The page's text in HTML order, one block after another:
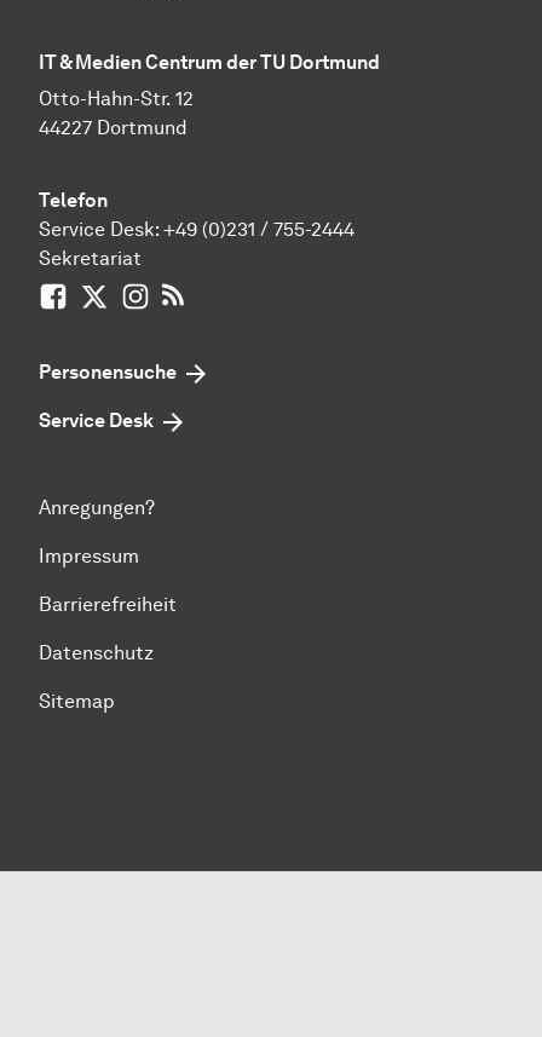
IT & Medien Centrum der TU Dortmund
Otto-Hahn-Str. 12
44227 Dortmund
Telefon
Service Desk: +49 (0)231 / 755-2444
Sekretariat
FacebookX / vormals Twitter
Instagram
Personensuche
Service Desk
Anregungen?
Impressum
Barrierefreiheit
Datenschutz
Sitemap